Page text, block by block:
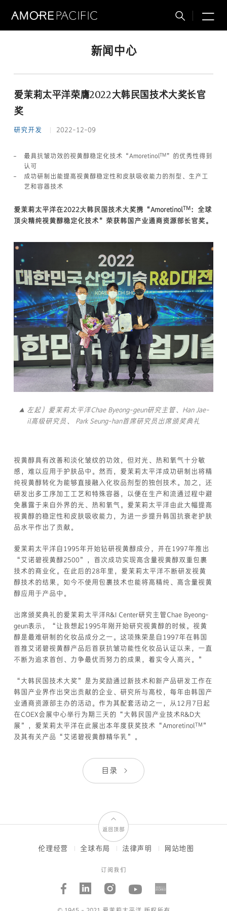
搜
索
新闻中心
爱茉莉太平洋荣膺2022大韩民国技术大奖长官
奖
研究开发 2022-12-09
最具抗皱功效的视黄醇稳定化技术“AmoretinolTM”的优秀性得到
认可
成功研制出能提高视黄醇稳定性和皮肤吸收能力的剂型、生产工
艺和容器技术
爱茉莉太平洋在2022大韩民国技术大奖携“AmoretinolTM ：全球
顶尖精纯视黄醇稳定化技术”荣获韩国产业通商资源部长官奖。
▲ 左起）爱茉莉太平洋Chae Byeong-geun研究主管、Han Jae-
il高级研究员、 Park Seung-han首席研究员出席颁奖典礼
视黄醇具有改善和淡化皱纹的功效，但对光、热和氧气十分敏
感，难以应用于护肤品中。然而，爱茉莉太平洋成功研制出将精
纯视黄醇转化为能够直接融入化妆品剂型的独创技术。加之，还
研发出多工序加工工艺和特殊容器，以便在生产和流通过程中避
免暴露于来自外界的光、热和氧气。爱茉莉太平洋由此大幅提高
视黄醇的稳定性和皮肤吸收能力，为进一步提升韩国抗衰老护肤
品水平作出了贡献。
爱茉莉太平洋自1995年开始钻研视黄醇成分，并在1997年推出
“艾诺碧视黄醇2500”，首次成功实现高含量视黄醇双重包裹
技术的商业化。在此后的28年里，爱茉莉太平洋不断研发视黄
醇技术的结果，如今不使用包裹技术也能将高精纯、高含量视黄
醇应用于产品中。
出席颁奖典礼的爱茉莉太平洋R&I Center研究主管Chae Byeong-
geun表示，“让我想起1995年刚开始研究视黄醇的时候。视黄
醇是最难研制的化妆品成分之一。这项殊荣是自1997年在韩国
首推艾诺碧视黄醇产品后首获抗皱功能性化妆品认证以来，一直
不断为追求首创、力争最优而努力的成果，着实令人高兴。”
“大韩民国技术大奖”是为奖励通过新技术和新产品研发工作在
韩国产业界作出突出贡献的企业、研究所与高校，每年由韩国产
业通商资源部主办的活动。作为其配套活动之一，从12月7日起
在COEX会展中心举行为期三天的“大韩民国产业技术R&D大
展”，爱茉莉太平洋在此展出本年度获奖技术“AmoretinolTM ”
及其有关产品“艾诺碧视黄醇精华乳”。
目录
返回顶部
FOOTER伦理经营 全球布局 法律声明 网站地图
订阅我们
Facebook
Linked_in
Instagram
Youtube